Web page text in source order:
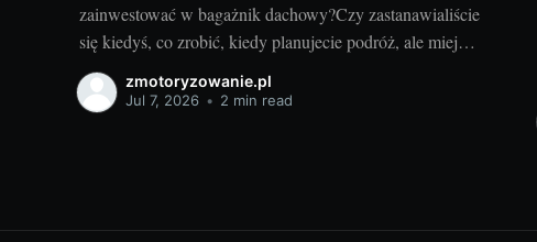
zainwestować w bagażnik dachowy?Czy zastanawialiście
się kiedyś, co zrobić, kiedy planujecie podróż, ale miejsca
w bagażniku samochodowym zaczyna brakować?
Rozwiązaniem może być bagażnik dachowy! To
zmotoryzowanie.pl
Jul 7, 2026 • 2 min read